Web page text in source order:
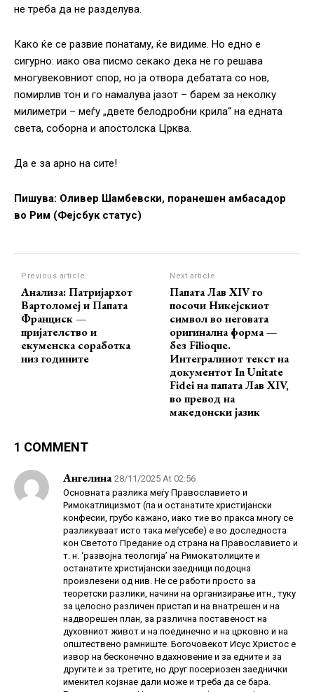
не треба да не разделува.
Како ќе се развие понатаму, ќе видиме. Но едно е
сигурно: иако ова писмо секако дека не го решава
многувековниот спор, но ја отвора дебатата со нов,
помирлив тон и го намалува јазот – барем за неколку
милиметри – меѓу „двете белодробни крила“ на едната
света, соборна и апостолска Црква.
Да е за арно на сите!
Пишува: Оливер Шамбевски, поранешен амбасадор
во Рим (Фејсбук статус)
Previous article
Анализа: Патријархот
Вартоломеј и Папата
Франциск —
пријателство и
екуменска соработка
низ годините
Next article
Папата Лав XIV го
посочи Никејскиот
символ во неговата
оригинална форма —
без Filioque.
Интегралниот текст на
документот In Unitate
Fidei на папата Лав XIV,
во превод на
македонски јазик
1 COMMENT
Ангелина 28/11/2025 At 02:56
Основната разлика меѓу Православието и
Римокатлицизмот (па и останатите христијански
конфесии, грубо кажано, иако тие во пракса многу се
разликуваат исто така меѓусебе) е во доследноста
кон Светото Предание од страна на Православието и
т. н. ‘развојна теологија’ на Римокатолиците и
останатите христијански заедници подоцна
произлезени од нив. Не се работи просто за
теоретски разлики, начини на организирање итн., туку
за целосно различен пристап и на внатрешен и на
надворешен план, за различна поставеност на
духовниот живот и на поединечно и на црковно и на
општествено рамниште. Богочовекот Исус Христос е
извор на бесконечно вдахновение и за едните и за
другите и за третите, но друг посериозен заеднички
именител којзнае дали може и треба да се бара.